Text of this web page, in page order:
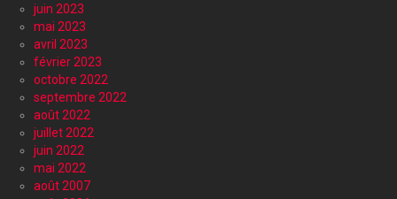
juin 2023
mai 2023
avril 2023
février 2023
octobre 2022
septembre 2022
août 2022
juillet 2022
juin 2022
mai 2022
août 2007